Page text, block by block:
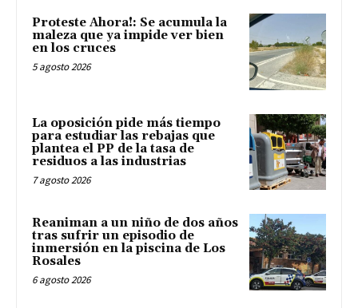
Proteste Ahora!: Se acumula la
maleza que ya impide ver bien
en los cruces
5 agosto 2026
La oposición pide más tiempo
para estudiar las rebajas que
plantea el PP de la tasa de
residuos a las industrias
7 agosto 2026
Reaniman a un niño de dos años
tras sufrir un episodio de
inmersión en la piscina de Los
Rosales
6 agosto 2026